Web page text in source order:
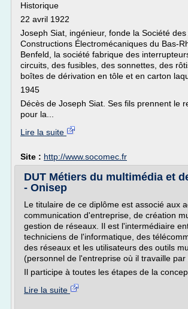
Historique
22 avril 1922
Joseph Siat, ingénieur, fonde la Société
Constructions Électromécaniques du Bas-
Benfeld, la société fabrique des
circuits, des fusibles, des sonnettes, des
boîtes de dérivation en tôle et en carton
1945
Décès de Joseph Siat. Ses fils prennent le
pour la...
Lire la suite
Site : http://www.socomec.fr
DUT Métiers du multimédia et
- Onisep
Le titulaire de ce diplôme est associé aux
communication d'entreprise, de création
gestion de réseaux. Il est l'intermédiaire
techniciens de l'informatique, des
des réseaux et les utilisateurs des outils
(personnel de l'entreprise où il travaille par
Il participe à toutes les étapes de la
Lire la suite